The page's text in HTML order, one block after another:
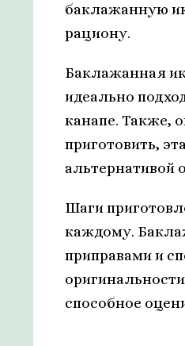
баклажанную
рациону.
Баклажанная
идеально
канапе. Также,
приготовить,
альтернативой
Шаги
каждому.
приправами и
способное